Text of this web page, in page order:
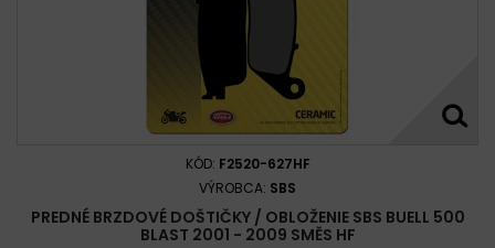
KÓD: F2520-627HF
VÝROBCA: SBS
PREDNÉ BRZDOVÉ DOŠTIČKY / OBLOŽENIE SBS BUELL 500
BLAST 2001 - 2009 SMĚS HF